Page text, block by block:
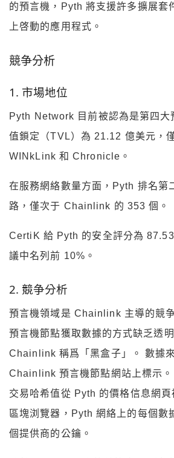
的預言機，Pyth 將支援許多擴展套
上啓動的應用程式。
競争分析
1. 市場地位
Pyth Network 目前被認為是第四大
值鎖定（TVL）為 21.12 億美元，
WINkLink 和 Chronicle。
在服務網絡數量方面，Pyth 排名第
路，僅次于 Chainlink 的 353 個。
CertiK 給 Pyth 的安全評分為
議中名列前 10%。
2. 競争分析
預言機領域是 Chainlink 主導的競
預言機節點獲取數據的方式缺乏透
Chainlink 稱爲「黑盒子」。 數據
Chainlink 預言機節點網站上標示
交易哈希值從 Pyth 的價格信息網
區塊浏覽器，Pyth 網絡上的每個數
個提供商的公鑰。